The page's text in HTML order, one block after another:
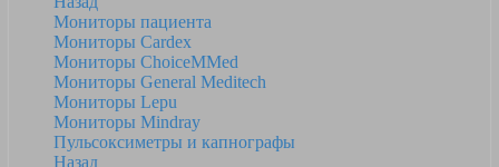
Мониторы пациента
Мониторы Cardex
Мониторы ChoiceMMed
Мониторы General Meditech
Мониторы Lepu
Мониторы Mindray
Пульсоксиметры и капнографы
Назад